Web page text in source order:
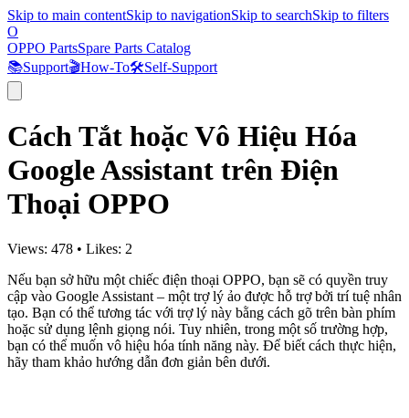
Skip to main contentSkip to navigationSkip to searchSkip to filters
O
OPPO PartsSpare Parts Catalog
📚Support🎬How-To🛠️Self-Support
Cách Tắt hoặc Vô Hiệu Hóa
Google Assistant trên Điện
Thoại OPPO
Views: 478 • Likes: 2
Nếu bạn sở hữu một chiếc điện thoại OPPO, bạn sẽ có quyền truy
cập vào Google Assistant – một trợ lý ảo được hỗ trợ bởi trí tuệ nhân
tạo. Bạn có thể tương tác với trợ lý này bằng cách gõ trên bàn phím
hoặc sử dụng lệnh giọng nói. Tuy nhiên, trong một số trường hợp,
bạn có thể muốn vô hiệu hóa tính năng này. Để biết cách thực hiện,
hãy tham khảo hướng dẫn đơn giản bên dưới.